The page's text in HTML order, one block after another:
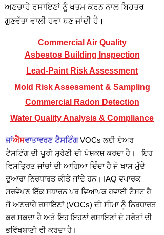
ਅਣਚਾਹੇ ਰਸਾਇਣਾਂ ਨੂੰ ਖਤਮ ਕਰਨ ਨਾਲ ਬਿਹਤਰ
ਗੁਣਵੱਤਾ ਵਾਲੀ ਹਵਾ ਬਣ ਜਾਂਦੀ ਹੈ।
Commercial Air Quality
Asbestos Building Inspection
Lead-Paint Risk Assessment
Mold Risk Assessment & Sampling
Commercial Radon Detection
Water Quality Analysis & Compliance
ਜਾਂਐੱਸਵਾਤਾਵਰਣ ਟੈਸਟਿੰਗVOCs ਲਈ ਏਅਰ
ਟੈਸਟਿੰਗ ਦੀ ਪੂਰੀ ਸ਼੍ਰੇਣੀ ਦੀ ਪੇਸ਼ਕਸ਼ ਕਰਦਾ ਹੈ। ਇਹ
ਵਿਸਤ੍ਰਿਤ ਜਾਂਚਾਂ ਦੀ ਆਗਿਆ ਦਿੰਦਾ ਹੈ ਜੋ ਖਾਸ ਮੁੱਦੇ
ਦੁਆਰਾ ਨਿਰਧਾਰਤ ਕੀਤੇ ਜਾਂਦੇ ਹਨ। IAQ ਵਪਾਰਕ
ਸਰਵੇਖਣ ਇੱਕ ਸਧਾਰਨ ਪਰ ਵਿਆਪਕ ਹਵਾਈ ਟੈਸਟ ਹੈ
ਜੋ ਅਣਚਾਹੇ ਰਸਾਇਣਾਂ (VOCs) ਦੀ ਸੀਮਾ ਨੂੰ ਨਿਰਧਾਰਤ
ਕਰ ਸਕਦਾ ਹੈ ਅਤੇ ਇਹ ਇਹਨਾਂ ਰਸਾਇਣਾਂ ਦੇ ਸਰੋਤਾਂ ਦੀ
ਭਵਿੱਖਬਾਣੀ ਵੀ ਕਰਦਾ ਹੈ।